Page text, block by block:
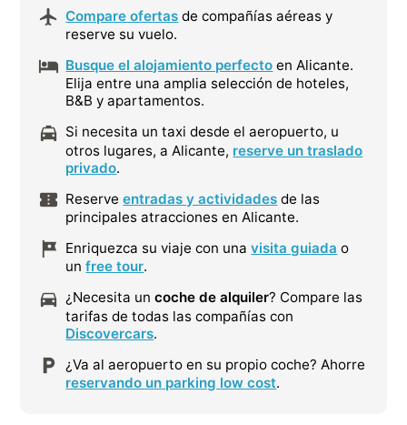
Compare ofertas de compañías aéreas y
reserve su vuelo.
Busque el alojamiento perfecto en Alicante.
Elija entre una amplia selección de hoteles,
B&B y apartamentos.
Si necesita un taxi desde el aeropuerto, u
otros lugares, a Alicante, reserve un traslado
privado.
Reserveentradas y actividades de las
principales atracciones en Alicante.
Enriquezca su viaje con unavisita guiada o
unfree tour.
¿Necesita uncoche de alquiler? Compare las
tarifas de todas las compañías con
Discovercars.
¿Va al aeropuerto en su propio coche? Ahorre
reservando un parking low cost.